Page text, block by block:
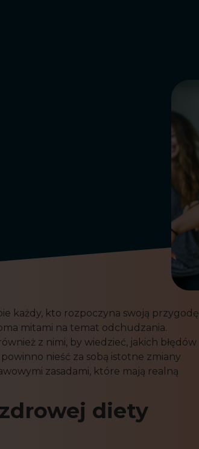
każdy, kto rozpoczyna swoją przygodę
mitami na temat odchudzania.
z nimi, by wiedzieć, jakich błędów
nieść za sobą istotne zmiany
zasadami, które mają realną
diety